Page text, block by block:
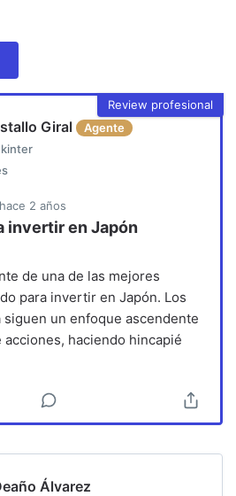
Review profesional
Giral
Agente
hace 2 años
invertir en Japón
de una de las mejores
para invertir en Japón. Los
un enfoque ascendente
acciones, haciendo hincapié
Álvarez